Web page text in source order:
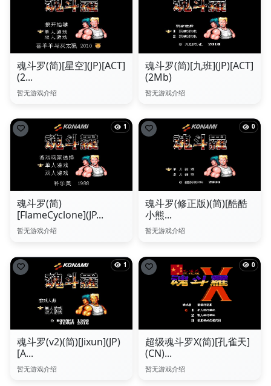
魂斗罗(简)[星空](JP)[ACT]
(2...
暂无游戏介绍
魂斗罗(简)[九班](JP)[ACT]
(2Mb)
暂无游戏介绍
1
魂斗罗(简)
[FlameCyclone](JP...
暂无游戏介绍
0
魂斗罗(修正版)(简)[酷酷
小熊...
暂无游戏介绍
1
魂斗罗(v2)(简)[Jixun](JP)
[A...
暂无游戏介绍
0
超级魂斗罗X(简)[孔雀天]
(CN)...
暂无游戏介绍